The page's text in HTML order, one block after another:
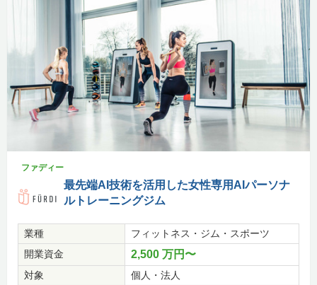
ファディー
最先端AI技術を活用した女性専用AIパーソナ
ルトレーニングジム
業種
フィットネス・ジム・スポーツ
開業資金
2,500 万円〜
対象
個人・法人